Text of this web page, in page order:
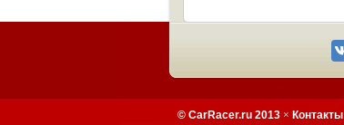
© CarRacer.ru 2013 × Контакты